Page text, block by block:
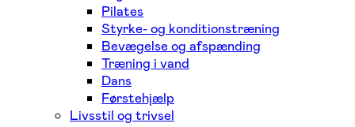
Pilates
Styrke- og konditionstræning
Bevægelse og afspænding
Træning i vand
Dans
Førstehjælp
Livsstil og trivsel